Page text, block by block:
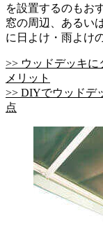
を設置するのもお
窓の周辺、あるい
に日よけ・雨よけ
>> ウッドデッキ
メリット
>> DIYでウッドデ
点